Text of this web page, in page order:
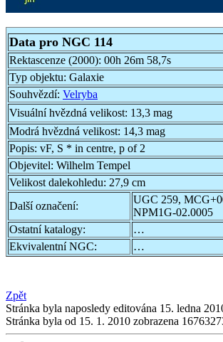
Data pro NGC 114
Rektascenze (2000): 00h 26m 58,7s
Typ objektu: Galaxie
Souhvězdí: Velryba
Visuální hvězdná velikost: 13,3 mag
Modrá hvězdná velikost: 14,3 mag
Popis: vF, S * in centre, p of 2
Objevitel: Wilhelm Tempel
Velikost dalekohledu: 27,9 cm
Další označení:
UGC 259,
NPM1G-02.0005
Ostatní katalogy:
…
Ekvivalentní NGC:
…
Zpět
Stránka byla naposledy editována 15. ledna
Stránka byla od 15. 1. 2010 zobrazena